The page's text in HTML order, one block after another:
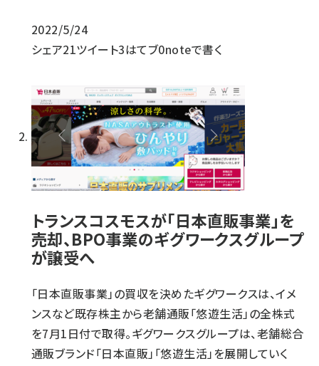
2022/5/24
シェア21ツイート3はてブ0noteで書く
トランスコスモスが「日本直販事業」を
売却、BPO事業のギグワークスグループ
が譲受へ
「日本直販事業」の買収を決めたギグワークスは、イメ
ンスなど既存株主から老舗通販「悠遊生活」の全株式
を7月1日付で取得。ギグワークスグループは、老舗総合
通販ブランド「日本直販」「悠遊生活」を展開していく